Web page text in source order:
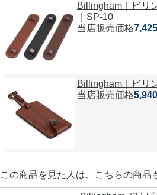
Billingham｜ビリ
｜SP-10
当店販売価格
Billingham｜ビリ
当店販売価格
この商品を見た人は、こちらの商品